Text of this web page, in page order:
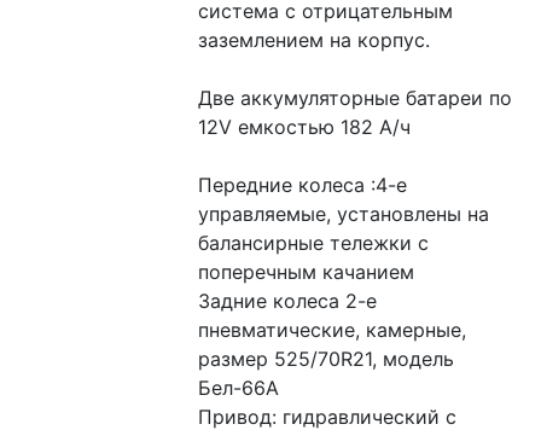
система с отрицательным
заземлением на корпус.
Две аккумуляторные батареи по
12V емкостью 182 А/ч
Передние колеса :4-е
управляемые, установлены на
балансирные тележки с
поперечным качанием
Задние колеса 2-е
пневматические, камерные,
размер 525/70R21, модель
Бел-66А
Привод: гидравлический с